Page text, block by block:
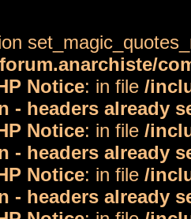
Notice: in file /
- headers already
Notice: in file /
- headers already
Notice: in file /
- headers already